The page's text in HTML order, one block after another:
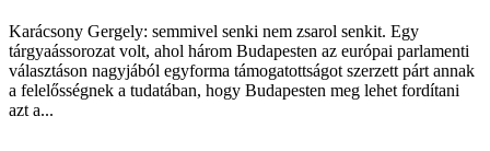
Karácsony Gergely: semmivel senki nem zsarol senkit. Egy
tárgyaássorozat volt, ahol három Budapesten az európai parlamenti
választáson nagyjából egyforma támogatottságot szerzett párt annak
a felelősségnek a tudatában, hogy Budapesten meg lehet fordítani
azt a...